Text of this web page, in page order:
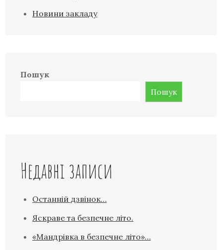
Новини закладу
Пошук
Пошук
Недавні записи
Останній дзвінок…
Яскраве та безпечне літо.
«Мандрівка в безпечне літо»…